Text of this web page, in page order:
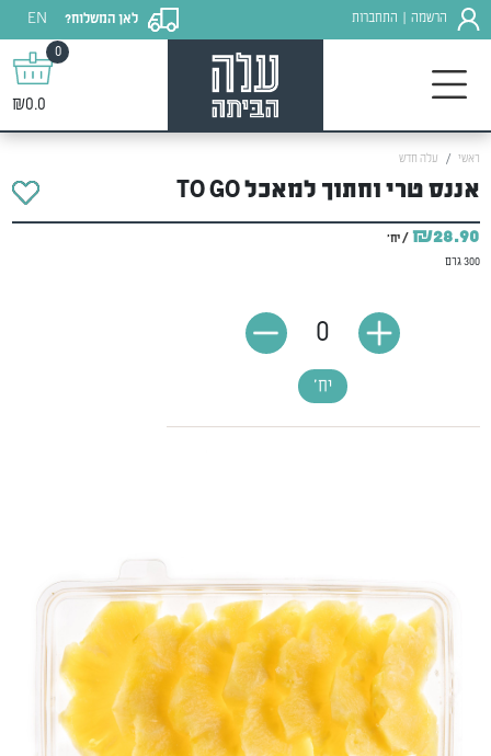
הרשמה התחברות לאן המשלוח?
EN
0
₪0.0
ראשי עלה חדש
אננס טרי וחתוך למאכל TO GO
₪28.90 / יח'
300 גרם
יח'
0